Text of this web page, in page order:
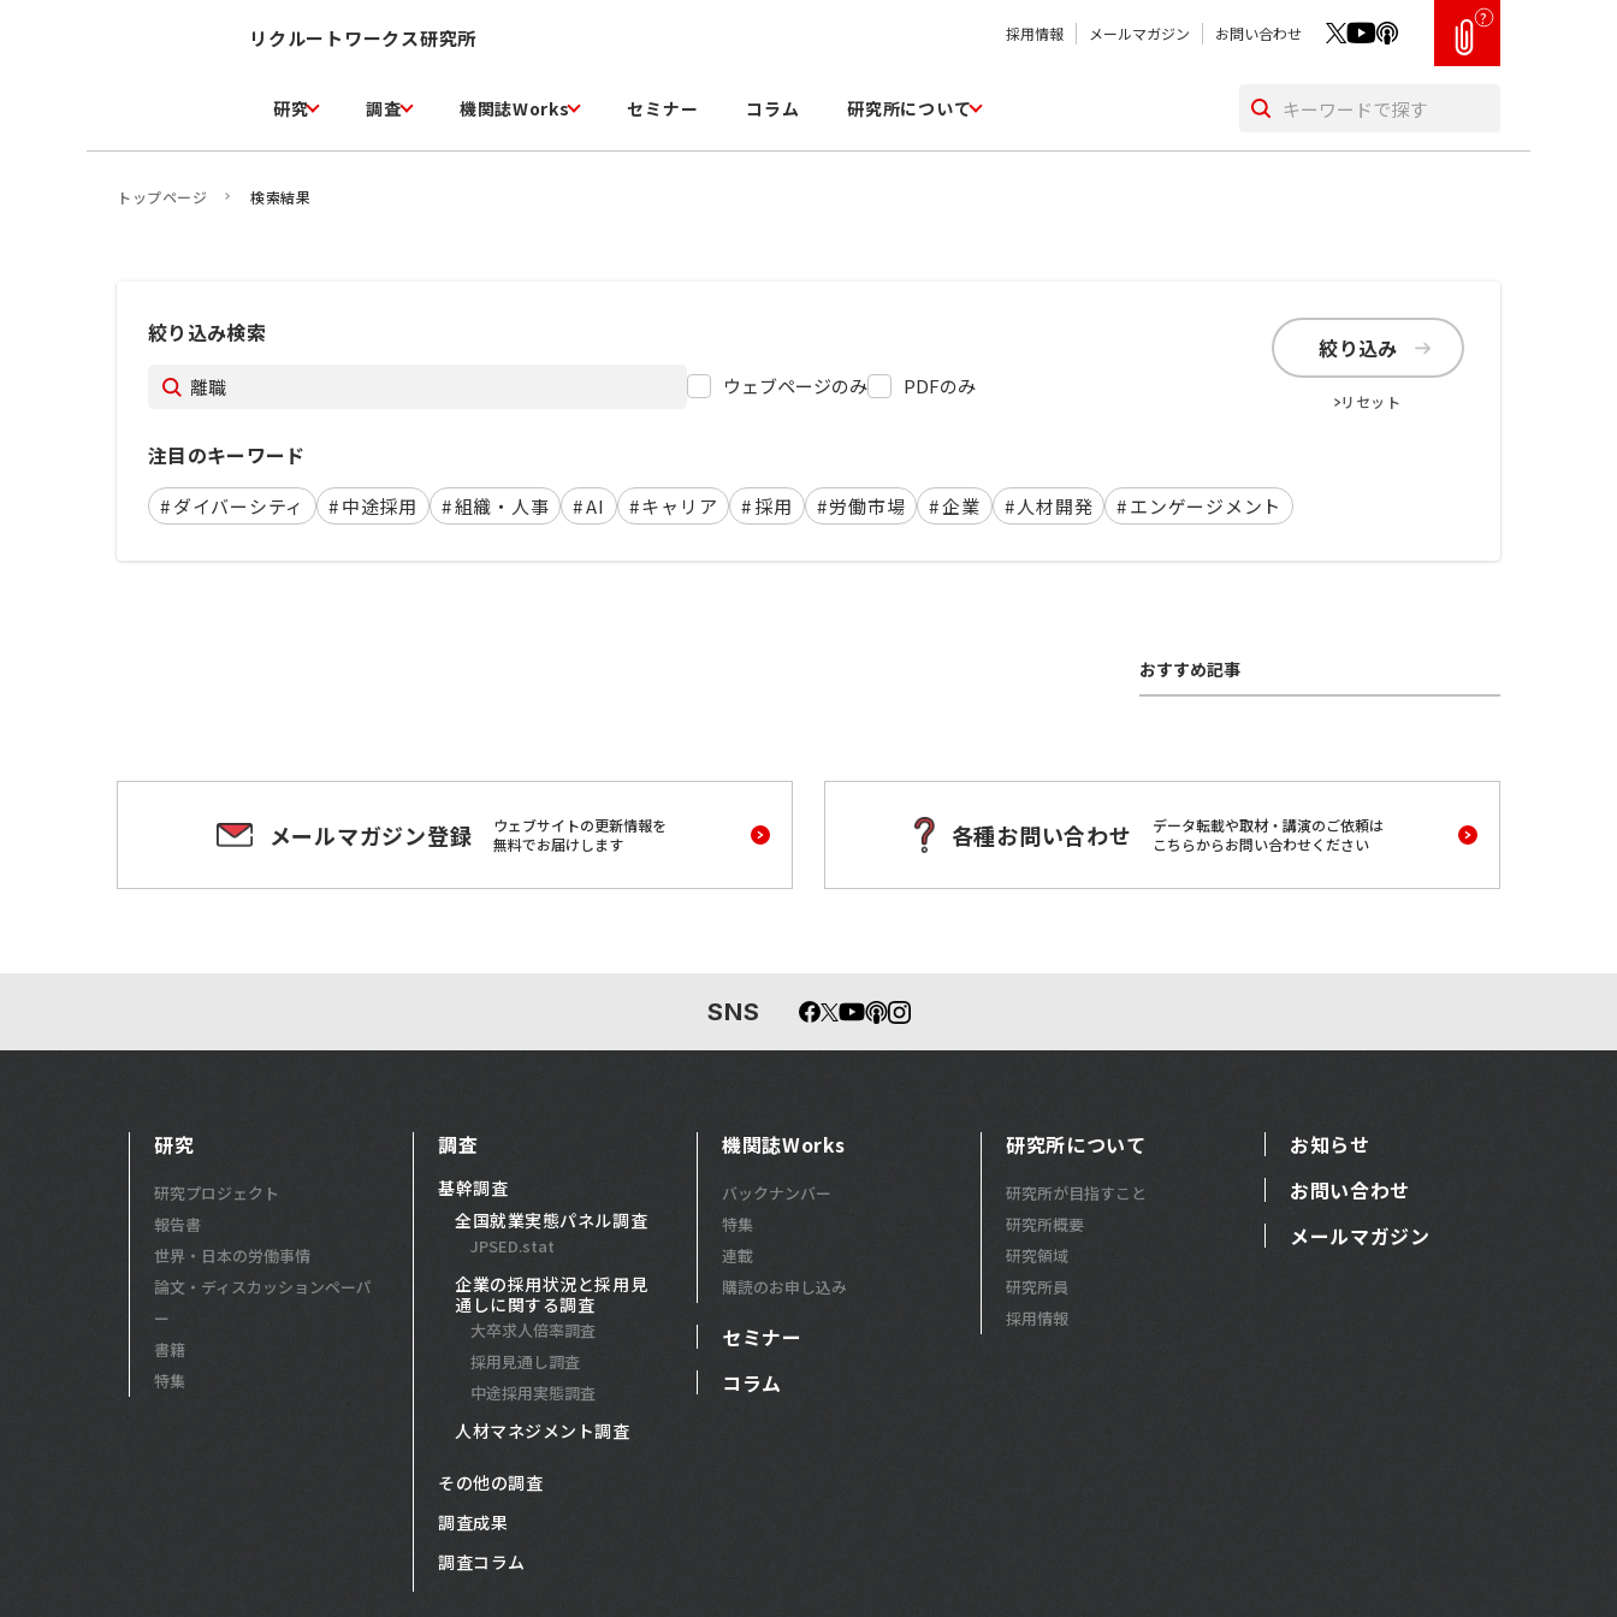
リクルートワークス研究所 採用情報 メールマガジン お問い合わせ
?
研究 調査 機関誌Works セミナー コラム 研究所について
トップページ 検索結果
絞り込み検索
ウェブページのみ PDFのみ
絞り込み
リセット
注目のキーワード
#ダイバーシティ #中途採用 #組織・人事 #AI #キャリア #採用 #労働市場 #企業 #人材開発 #エンゲージメント
おすすめ記事
メールマガジン登録
ウェブサイトの更新情報を
無料でお届けします
各種お問い合わせ
データ転載や取材・講演のご依頼は
こちらからお問い合わせください
SNS
研究
研究プロジェクト
報告書
世界・日本の労働事情
論文・ディスカッションペーパ
ー
書籍
特集
調査
基幹調査
全国就業実態パネル調査
JPSED.stat
企業の採用状況と採用見
通しに関する調査
大卒求人倍率調査
採用見通し調査
中途採用実態調査
人材マネジメント調査
その他の調査
調査成果
調査コラム
機関誌Works
バックナンバー
特集
連載
購読のお申し込み
セミナー
コラム
研究所について
研究所が目指すこと
研究所概要
研究領域
研究所員
採用情報
お知らせ
お問い合わせ
メールマガジン